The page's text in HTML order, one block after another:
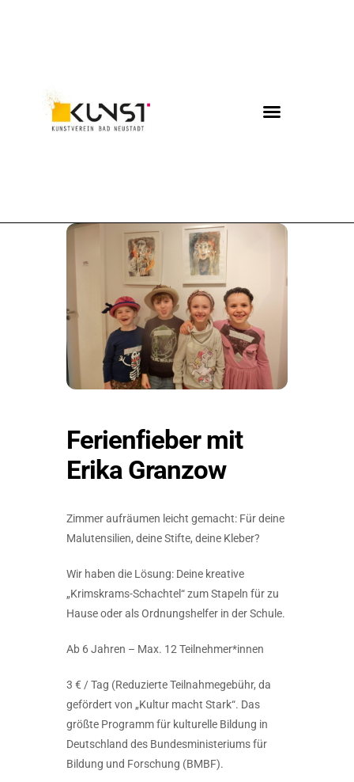
Ferienfieber mit
Erika Granzow
Zimmer aufräumen leicht gemacht: Für deine
Malutensilien, deine Stifte, deine Kleber?
Wir haben die Lösung: Deine kreative
„Krimskrams-Schachtel“ zum Stapeln für zu
Hause oder als Ordnungshelfer in der Schule.
Ab 6 Jahren – Max. 12 Teilnehmer*innen
3 € / Tag (Reduzierte Teilnahmegebühr, da
gefördert von „Kultur macht Stark“. Das
größte Programm für kulturelle Bildung in
Deutschland des Bundesministeriums für
Bildung und Forschung (BMBF).